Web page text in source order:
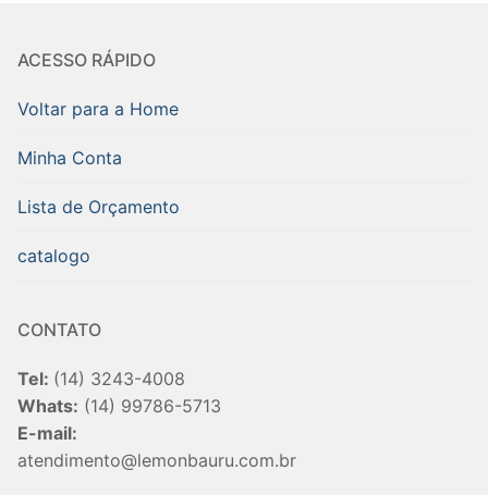
ACESSO RÁPIDO
Voltar para a Home
Minha Conta
Lista de Orçamento
catalogo
CONTATO
Tel: (14) 3243-4008
Whats: (14) 99786-5713
E-mail:
atendimento@lemonbauru.com.br